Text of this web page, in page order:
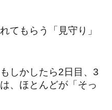
てもらう「見守り」
しかしたら2日目、3
、ほとんどが「そっ